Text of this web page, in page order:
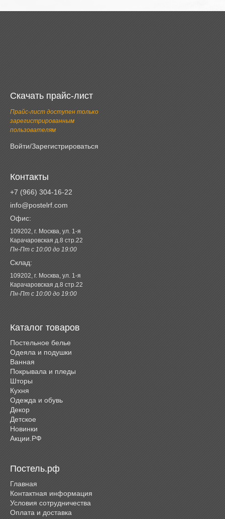
Скачать прайс-лист
Прайс-лист доступен только
зарегистрированным
пользователям
Войти/Зарегистрироваться
Контакты
+7 (966) 304-16-22
info@postelrf.com
Офис:
109202, г. Москва, ул. 1-я
Карачаровская д.8 стр.22
Пн-Пт с 10:00 до 19:00
Склад:
109202, г. Москва, ул. 1-я
Карачаровская д.8 стр.22
Пн-Пт с 10:00 до 19:00
Каталог товаров
Постельное белье
Одеяла и подушки
Ванная
Покрывала и пледы
Шторы
Кухня
Одежда и обувь
Декор
Детское
Новинки
Акции.РФ
Постель.рф
Главная
Контактная информация
Условия сотрудничества
Оплата и доставка